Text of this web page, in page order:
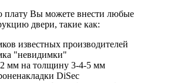
плату Вы можете внести любые
двери, такие как:
известных производителей
"невидимки"
2 мм на толщину 3-4-5 мм
DiSec